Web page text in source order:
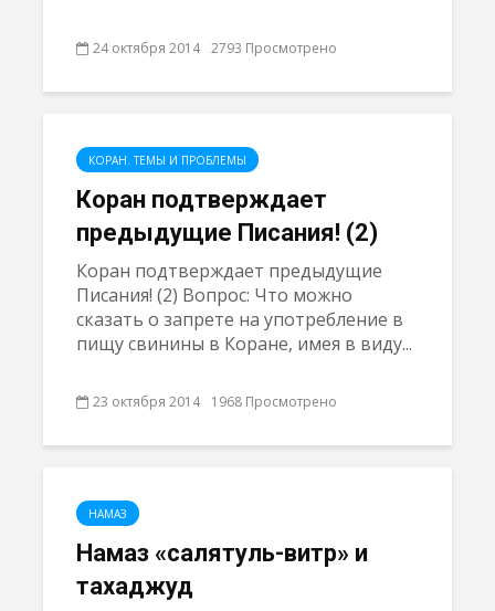
24 октября 2014 2793 Просмотрено
КОРАН. ТЕМЫ И ПРОБЛЕМЫ
Коран подтверждает
предыдущие Писания! (2)
Коран подтверждает предыдущие
Писания! (2) Вопрос: Что можно
сказать о запрете на употребление в
пищу свинины в Коране, имея в виду...
23 октября 2014 1968 Просмотрено
НАМАЗ
Намаз «салятуль-витр» и
тахаджуд